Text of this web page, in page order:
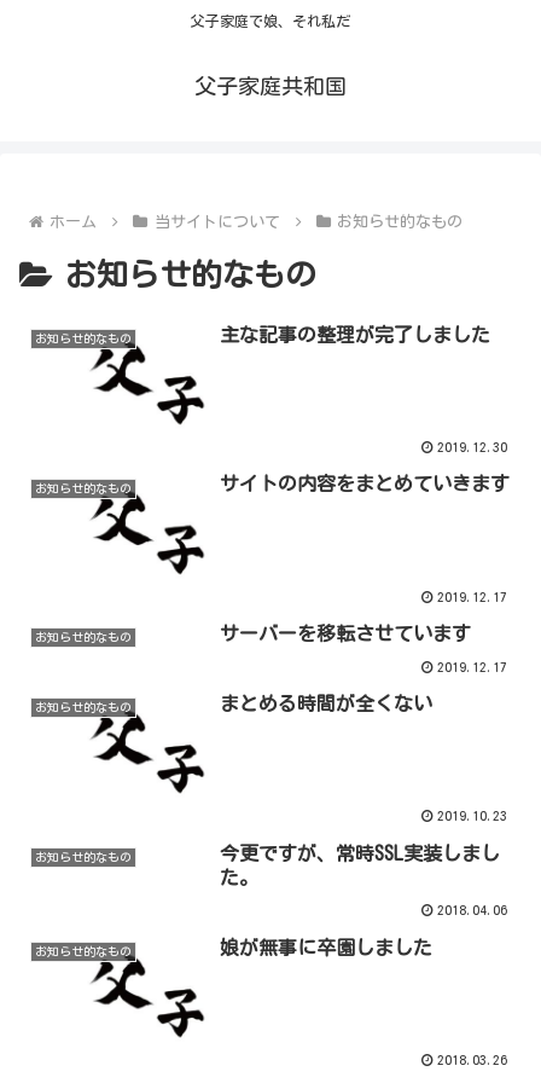
父子家庭で娘、それ私だ
父子家庭共和国
ホーム 当サイトについて お知らせ的なもの
お知らせ的なもの
お知らせ的なもの 主な記事の整理が完了しました
2019.12.30
お知らせ的なもの サイトの内容をまとめていきます
2019.12.17
お知らせ的なもの サーバーを移転させています
2019.12.17
お知らせ的なもの まとめる時間が全くない
2019.10.23
お知らせ的なもの
今更ですが、常時SSL実装しまし
た。
2018.04.06
お知らせ的なもの 娘が無事に卒園しました
2018.03.26